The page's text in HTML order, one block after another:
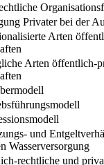
Privater bei der
Arten
Arten öffentlich-
und
Wasserversorgung
rechtliche und